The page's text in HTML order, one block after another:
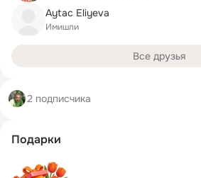
Aytac Eliyeva
Имишли
Все друзья
2 подписчика
Подарки